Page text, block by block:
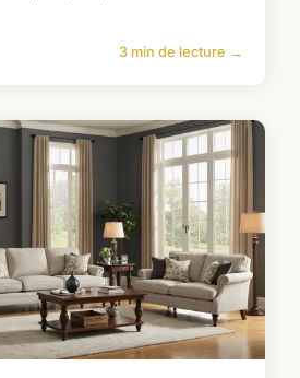
3 min de lecture →